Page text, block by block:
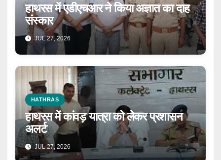
हाथरस में एडीएचआर ने किया अज्ञात का दाह
संस्कार
JUL 27, 2026
HATHRAS
हाथरस में कांवड़ यात्रा को लेकर प्रशासन
अलर्ट
JUL 27, 2026